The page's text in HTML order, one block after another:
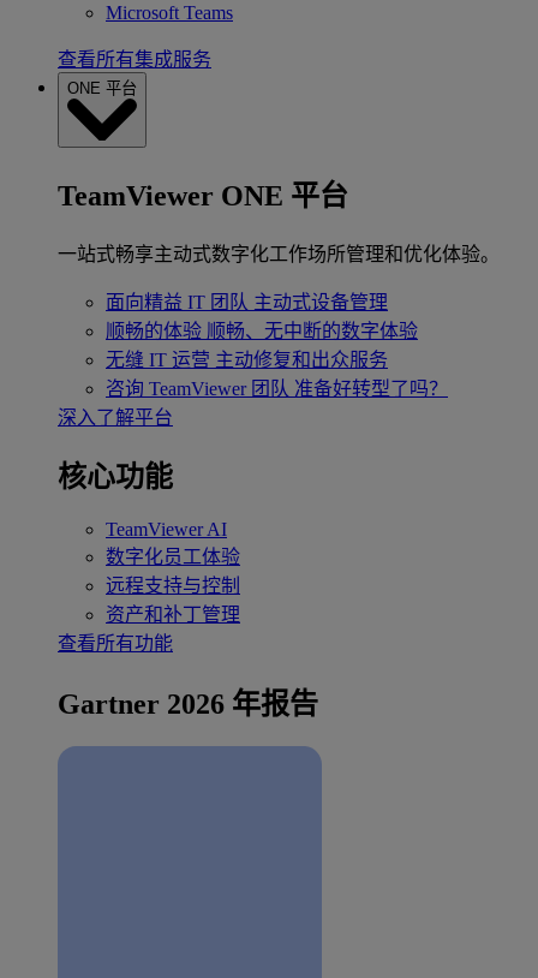
Microsoft Teams
查看所有集成服务
ONE 平台
TeamViewer ONE 平台
一站式畅享主动式数字化工作场所管理和优化体验。
面向精益 IT 团队 主动式设备管理
顺畅的体验 顺畅、无中断的数字体验
无缝 IT 运营 主动修复和出众服务
咨询 TeamViewer 团队 准备好转型了吗？
深入了解平台
核心功能
TeamViewer AI
数字化员工体验
远程支持与控制
资产和补丁管理
查看所有功能
Gartner 2026 年报告